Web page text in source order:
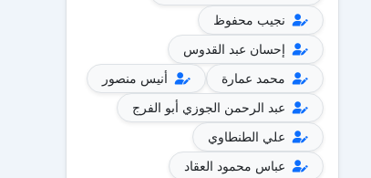
نجيب محفوظ
إحسان عبد القدوس
محمد عمارة
أنيس منصور
عبد الرحمن الجوزي أبو الفرج
علي الطنطاوي
عباس محمود العقاد